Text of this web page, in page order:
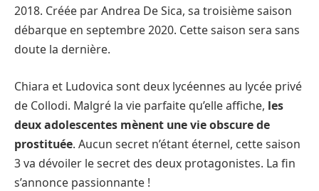
2018. Créée par Andrea De Sica, sa troisième saison
débarque en septembre 2020. Cette saison sera sans
doute la dernière.
Chiara et Ludovica sont deux lycéennes au lycée privé
de Collodi. Malgré la vie parfaite qu’elle affiche, les
deux adolescentes mènent une vie obscure de
prostituée. Aucun secret n’étant éternel, cette saison
3 va dévoiler le secret des deux protagonistes. La fin
s’annonce passionnante !